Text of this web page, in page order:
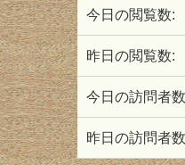
今日の閲覧数:
昨日の閲覧数:
今日の訪問者
昨日の訪問者